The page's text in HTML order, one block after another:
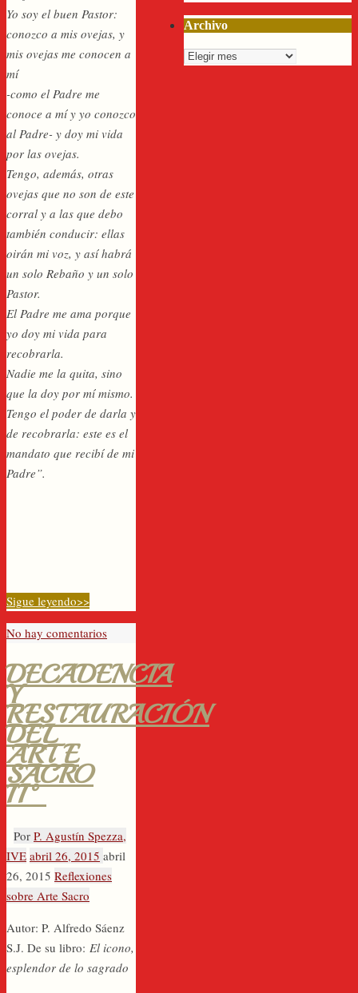
Yo soy el buen Pastor:
conozco a mis ovejas, y
mis ovejas me conocen a
mí
-como el Padre me
conoce a mí y yo conozco
al Padre- y doy mi vida
por las ovejas.
Tengo, además, otras
ovejas que no son de este
corral y a las que debo
también conducir: ellas
oirán mi voz, y así habrá
un solo Rebaño y un solo
Pastor.
El Padre me ama porque
yo doy mi vida para
recobrarla.
Nadie me la quita, sino
que la doy por mí mismo.
Tengo el poder de darla y
de recobrarla: este es el
mandato que recibí de mi
Padre”.
Sigue leyendo>>
No hay comentarios
DECADENCIA
Y
RESTAURACIÓN
DEL
ARTE
SACRO
II°
Por P. Agustín Spezza,
IVE abril 26, 2015 abril
26, 2015 Reflexiones
sobre Arte Sacro
Autor: P. Alfredo Sáenz
S.J. De su libro: El icono,
esplendor de lo sagrado
Archivo
Archivo